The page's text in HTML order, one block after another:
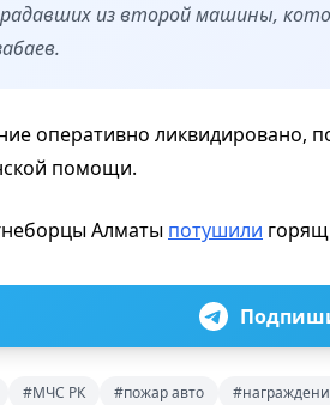
из второй машины,
оперативно ликвидировано,
помощи.
Алматы потушили
#МЧС РК #пожар авто